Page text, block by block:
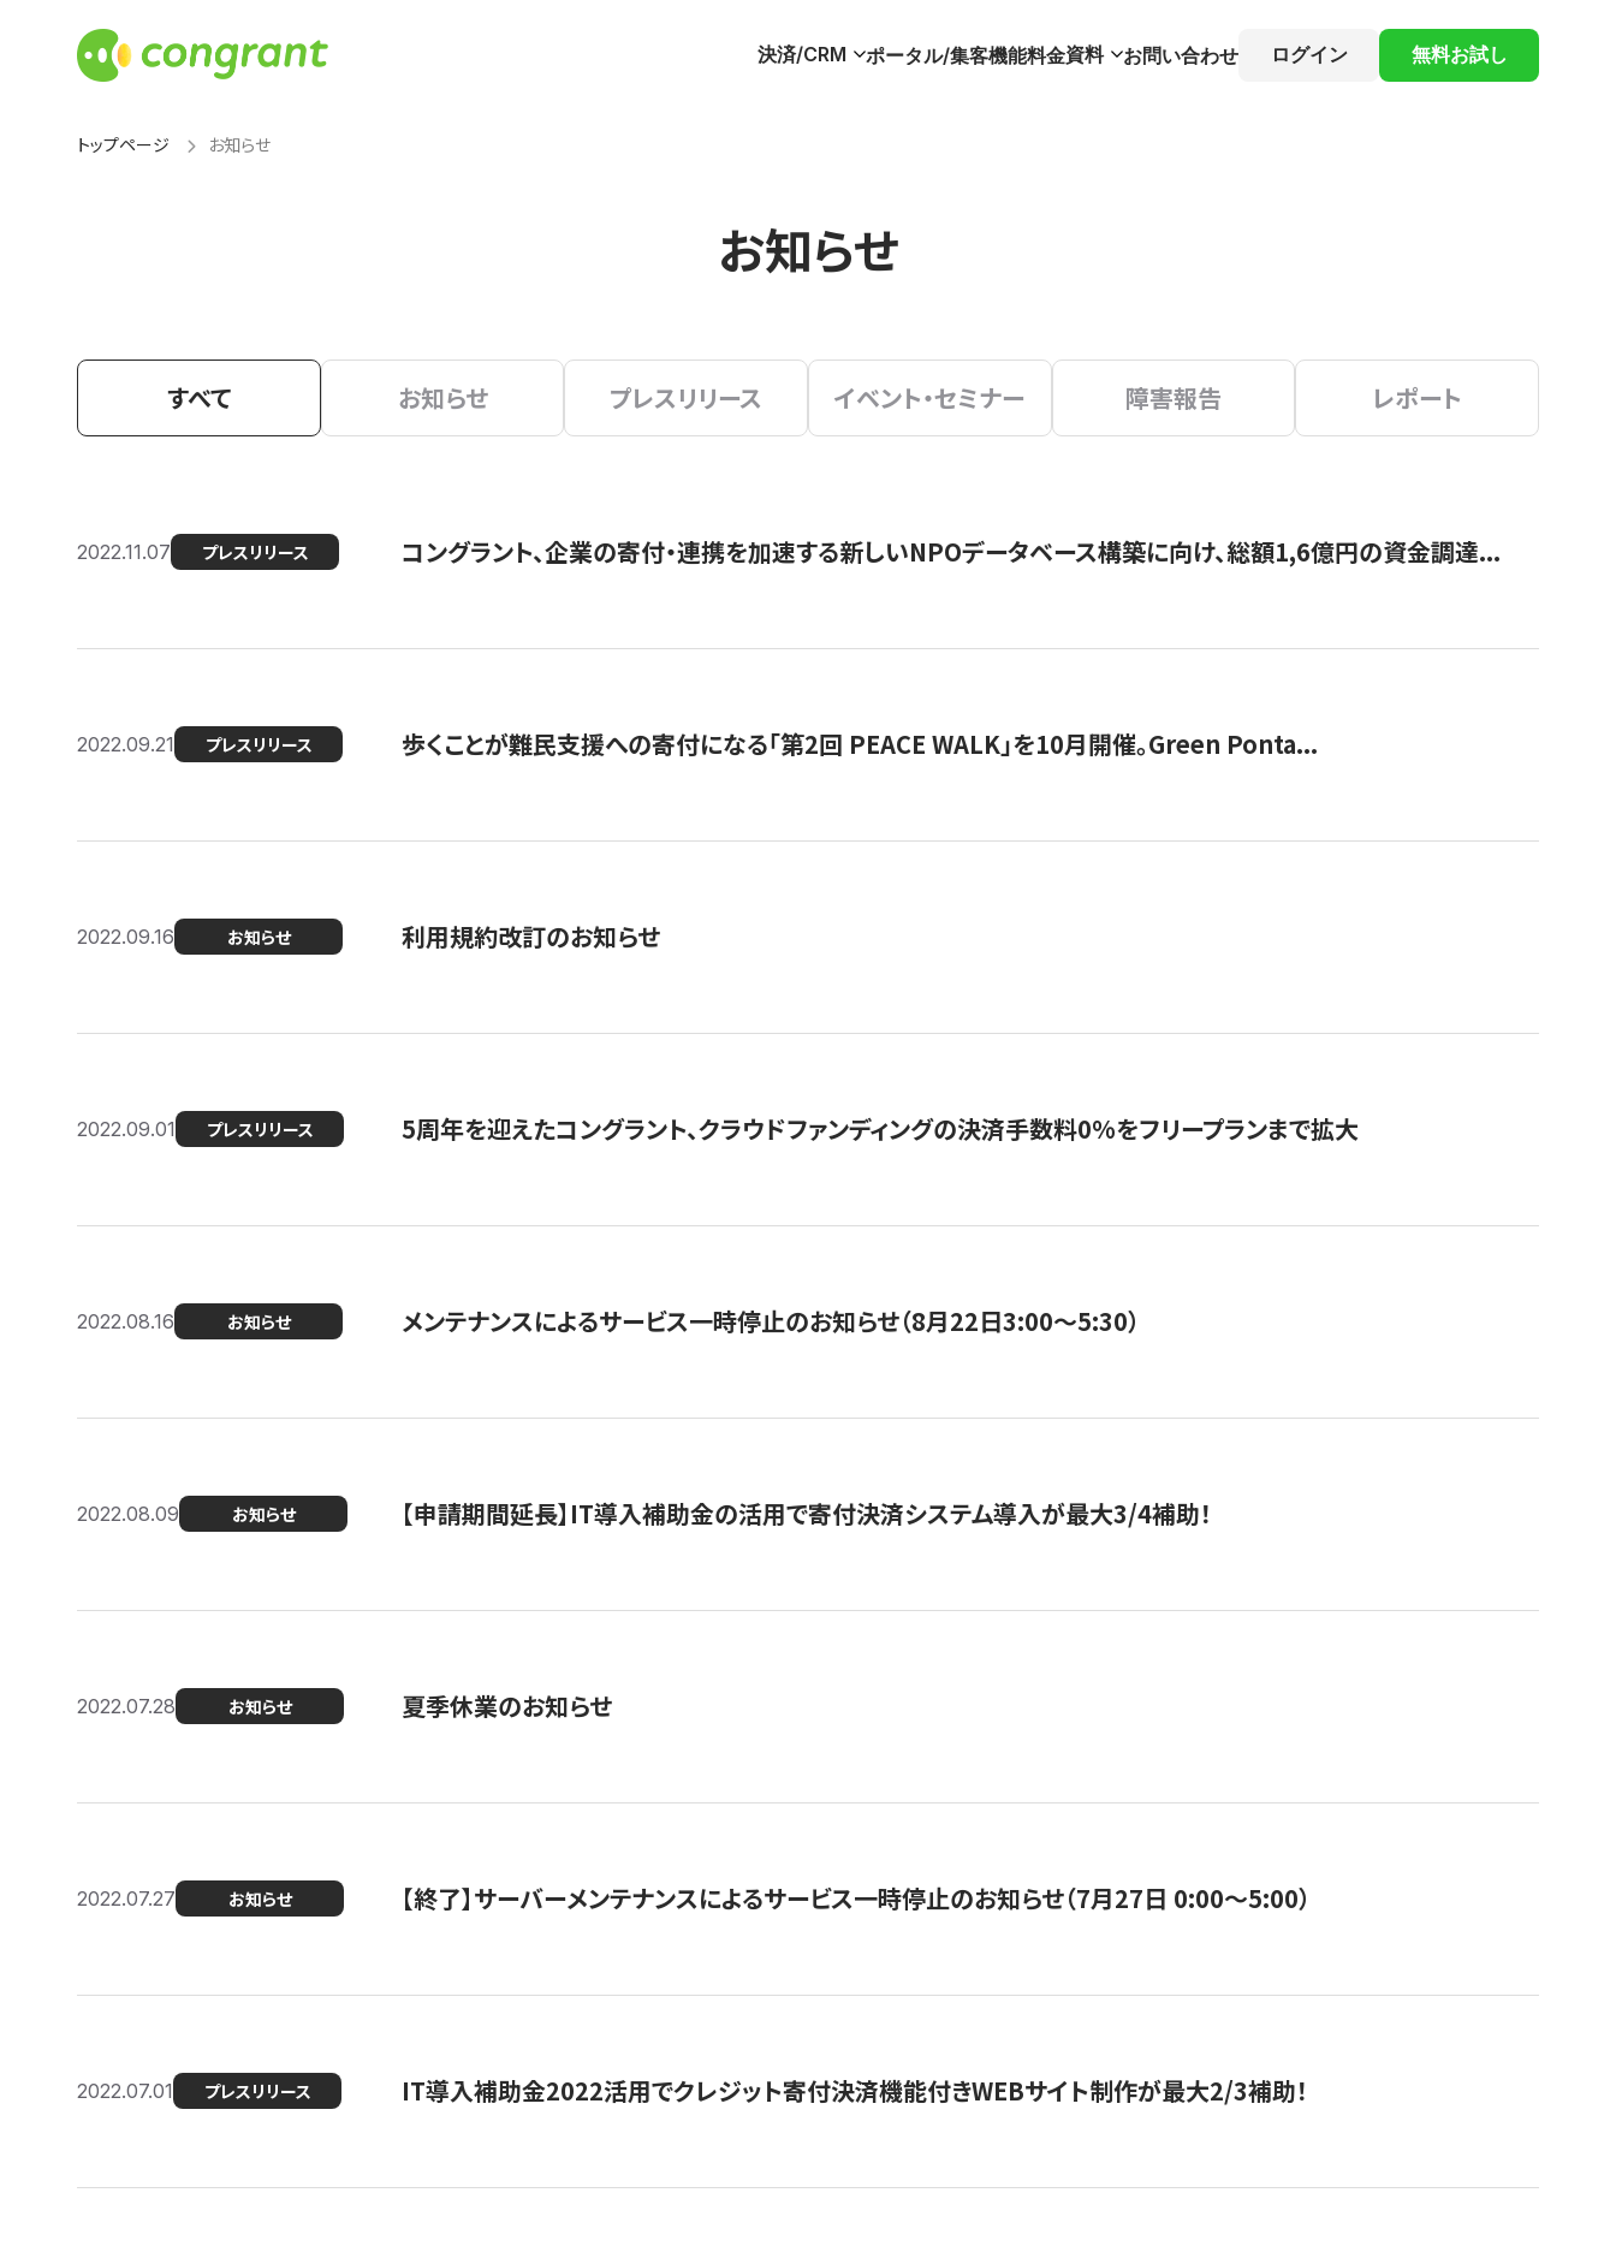
決済/CRM ポータル/集客機能料金資料 お問い合わせ ログイン 無料お試し
トップページ お知らせ
お知らせ
すべて お知らせ プレスリリース イベント・セミナー 障害報告 レポート
2022.11.07 プレスリリース コングラント、企業の寄付・連携を加速する新しいNPOデータベース構築に向け、総額1,6億円の資金調達...
2022.09.21 プレスリリース 歩くことが難民支援への寄付になる「第2回 PEACE WALK」を10月開催。Green Ponta...
2022.09.16 お知らせ 利用規約改訂のお知らせ
2022.09.01 プレスリリース 5周年を迎えたコングラント、クラウドファンディングの決済手数料0%をフリープランまで拡大
2022.08.16 お知らせ メンテナンスによるサービス一時停止のお知らせ（8月22日3:00〜5:30）
2022.08.09 お知らせ 【申請期間延長】IT導入補助金の活用で寄付決済システム導入が最大3/4補助！
2022.07.28 お知らせ 夏季休業のお知らせ
2022.07.27 お知らせ 【終了】サーバーメンテナンスによるサービス一時停止のお知らせ（7月27日 0:00〜5:00）
2022.07.01 プレスリリース IT導入補助金2022活用でクレジット寄付決済機能付きWEBサイト制作が最大2/3補助！